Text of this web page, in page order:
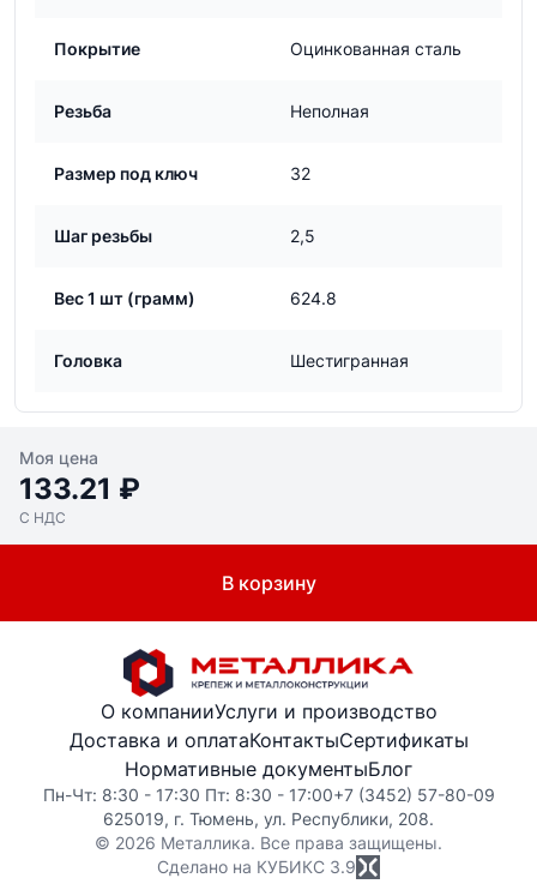
Покрытие Оцинкованная сталь
Резьба Неполная
Размер под ключ 32
Шаг резьбы 2,5
Вес 1 шт (грамм) 624.8
Головка Шестигранная
Моя цена
133.21 ₽
С НДС
В корзину
О компанииУслуги и производство
Доставка и оплатаКонтактыСертификаты
Нормативные документыБлог
Пн-Чт: 8:30 - 17:30 Пт: 8:30 - 17:00+7 (3452) 57-80-09
625019, г. Тюмень, ул. Республики, 208.
© 2026 Металлика. Все права защищены.
Сделано на КУБИКС 3.9